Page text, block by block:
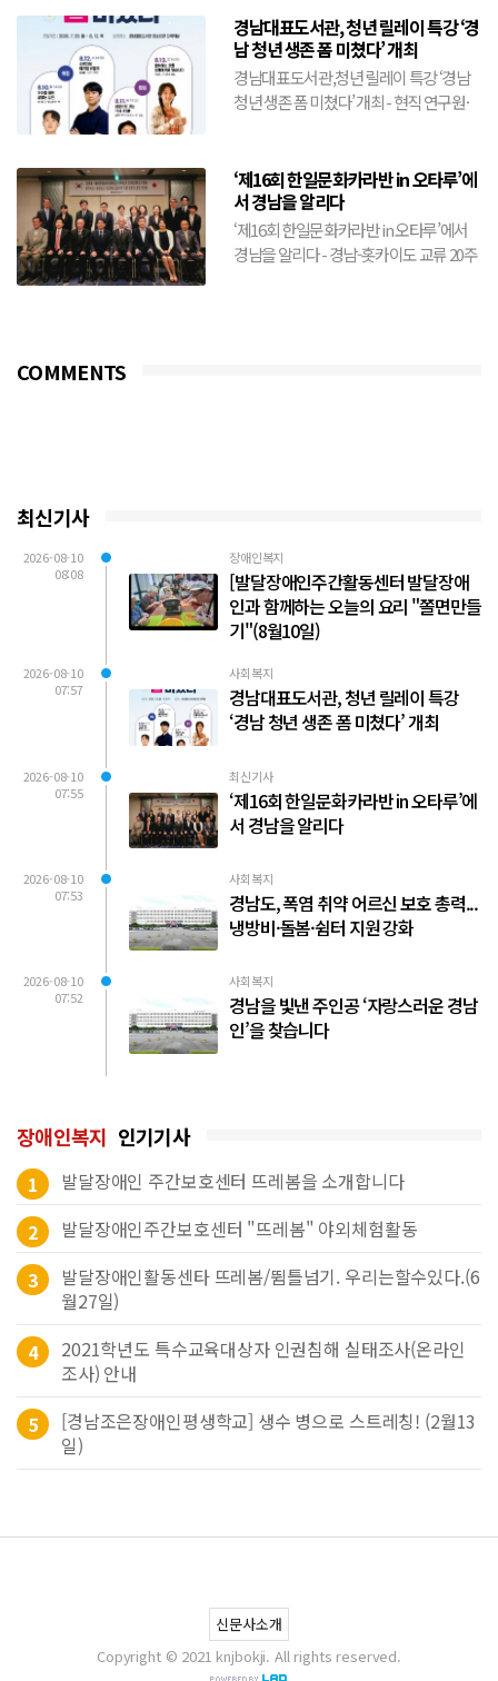
경남대표도서관, 청년 릴레이 특강 ‘경
남 청년 생존 폼 미쳤다’ 개최
경남대표도서관,청년 릴레이 특강 ‘경남
청년 생존 폼 미쳤다’ 개최 - 현직 연구원·
‘제16회 한일문화카라반 in 오타루’에
서 경남을 알리다
‘제16회 한일문화카라반 in 오타루’에서
경남을 알리다 - 경남-홋카이도 교류 20주
COMMENTS
최신기사
2026-08-10
08:08
장애인복지
[발달장애인주간활동센터 발달장애
인과 함께하는 오늘의 요리 "쫄면만들
기"(8월10일)
2026-08-10
07:57
사회복지
경남대표도서관, 청년 릴레이 특강
‘경남 청년 생존 폼 미쳤다’ 개최
2026-08-10
07:55
최신기사
‘제16회 한일문화카라반 in 오타루’에
서 경남을 알리다
2026-08-10
07:53
사회복지
경남도, 폭염 취약 어르신 보호 총력...
냉방비·돌봄·쉼터 지원 강화
2026-08-10
07:52
사회복지
경남을 빛낸 주인공 ‘자랑스러운 경남
인’을 찾습니다
장애인복지 인기기사
1
발달장애인 주간보호센터 뜨레봄을 소개합니다
2
발달장애인주간보호센터 "뜨레봄" 야외체험활동
3
발달장애인활동센타 뜨레봄/뜀틀넘기. 우리는할수있다.(6
월27일)
4
2021학년도 특수교육대상자 인권침해 실태조사(온라인
조사) 안내
5
[경남조은장애인평생학교] 생수 병으로 스트레칭! (2월13
일)
신문사소개
Copyright © 2021 knjbokji. All rights reserved.